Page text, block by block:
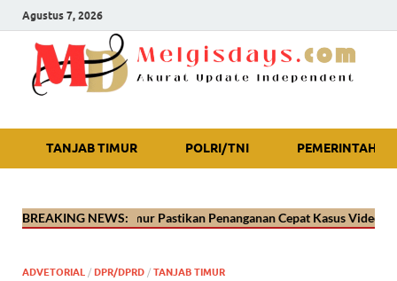
Agustus 7, 2026
Akurat Update Independent
TANJAB TIMUR POLRI/TNI PEMERINTAH
BREAKING NEWS:
Tanjab Timur Pastikan Penanganan Cepat Kasus Video Viral Oknum
ADVETORIAL / DPR/DPRD / TANJAB TIMUR